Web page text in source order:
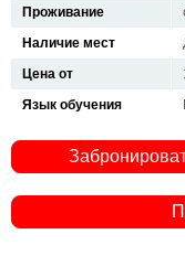
Проживание
Наличие мест
Цена от
Язык обучения